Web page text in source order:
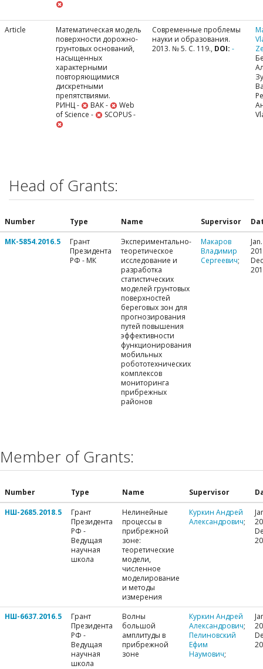
Article
Математическая модель
поверхности дорожно-
грунтовых оснований,
насыщенных
характерными
повторяющимися
дискретными
препятствиями.
РИНЦ -
ВАК -
Web
of Science -
SCOPUS -
Современные проблемы
науки и образования.
2013. № 5. С. 119., DOI: -
Head of Grants:
Number Type Name Supervisor
МК-5854.2016.5
Грант
Президента
РФ - МК
Экспериментально-
теоретическое
исследование и
разработка
статистических
моделей грунтовых
поверхностей
береговых зон для
прогнозирования
путей повышения
эффективности
функционирования
мобильных
робототехнических
комплексов
мониторинга
прибрежных
районов
Макаров
Владимир
Сергеевич;
Jan.
Member of Grants:
Number Type Name Supervisor
НШ-2685.2018.5
Грант
Президента
РФ -
Ведущая
научная
школа
Нелинейные
процессы в
прибрежной
зоне:
теоретические
модели,
численное
моделирование
и методы
измерения
Куркин Андрей
Александрович;
НШ-6637.2016.5
Грант
Президента
РФ -
Ведущая
научная
школа
Волны
большой
амплитуды в
прибрежной
зоне
Куркин Андрей
Александрович;
Пелиновский
Ефим
Наумович;